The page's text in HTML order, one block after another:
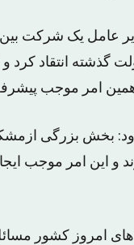
عامل یک شرکت
گذشته انتقاد
امر موجب
بخش بزرگی
و این امر موجب
های امروز کشور